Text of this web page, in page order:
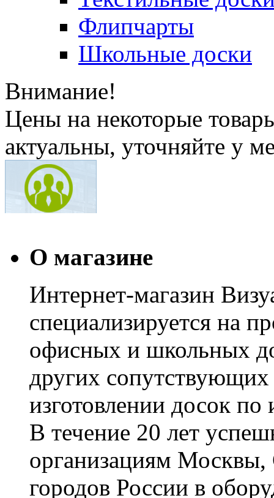
Флипчарты
Школьные доски
Внимание!
Цены на некоторые
актуальны, уточняйте у
О магазине
Интернет-магазин
специализируется на
офисных и школьных
других сопутствующих
изготовлении досок по
В течение 20 лет
организациям Москвы,
городов России в